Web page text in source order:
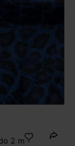
2 m -